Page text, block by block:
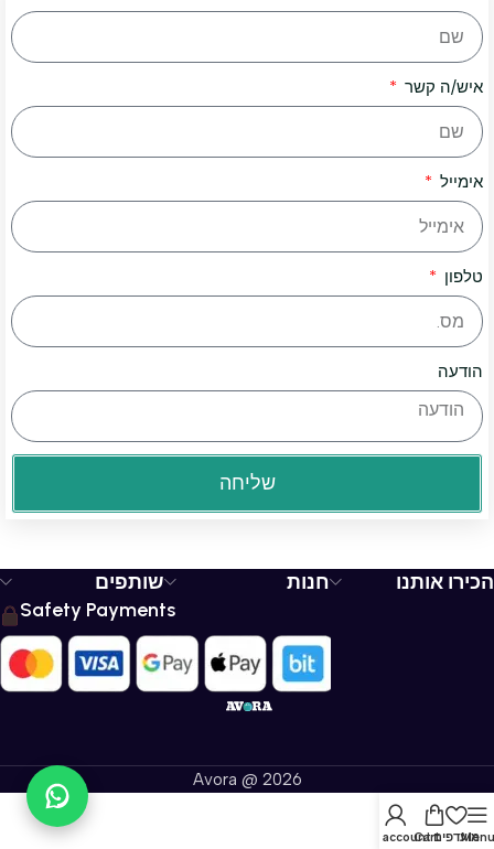
איש/ה קשר
אימייל
טלפון
הודעה
שליחה
הכירו אותנו חנות
שותפים
Safety Payments
Avora @ 2026
MenuמועדפיםCart
My account